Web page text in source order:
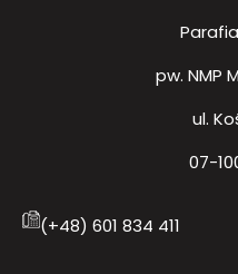
pw. NMP
ul.
07-
(+48) 601 834 411